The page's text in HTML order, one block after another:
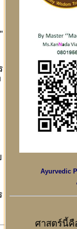
Ayurvedic
ศาสตร์นี้